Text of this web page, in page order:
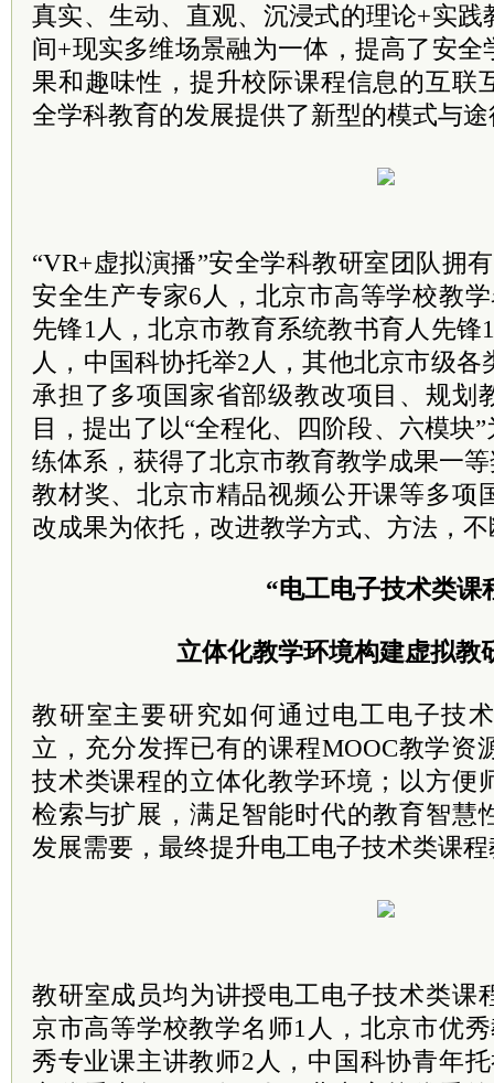
真实、生动、直观、沉浸式的理论+实
间+现实多维场景融为一体，提高了安
果和趣味性，提升校际课程信息的互联
全学科教育的发展提供了新型的模式与
“VR+虚拟演播”安全学科教研室团队拥
安全生产专家6人，北京市高等学校教
先锋1人，北京市教育系统教书育人先锋
人，中国科协托举2人，其他北京市级
承担了多项国家省部级教改项目、规划
目，提出了以“全程化、四阶段、六模块
练体系，获得了北京市教育教学成果一
教材奖、北京市精品视频公开课等多项
改成果为依托，改进教学方式、方法，
“电工电子技术类课
立体化教学环境构建虚拟教
教研室主要研究如何通过电工电子技
立，充分发挥已有的课程MOOC教学资
技术类课程的立体化教学环境；以方便
检索与扩展，满足智能时代的教育智慧
发展需要，最终提升电工电子技术类课
教研室成员均为讲授电工电子技术类课
京市高等学校教学名师1人，北京市优
秀专业课主讲教师2人，中国科协青年